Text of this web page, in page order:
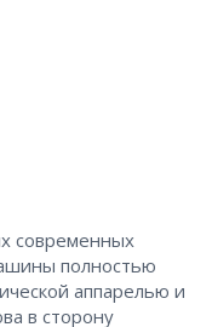
современных
полностью
аппарелью и
в сторону